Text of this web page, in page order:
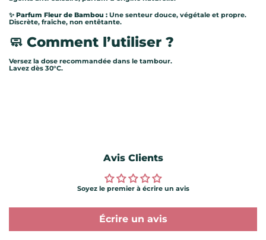
✨ Parfum Fleur de Bambou : Une senteur douce, végétale et propre.
Discrète, fraîche, non entêtante.
🧼 Comment l’utiliser ?
Versez la dose recommandée dans le tambour.
Lavez dès 30°C.
Avis Clients
Soyez le premier à écrire un avis
Écrire un avis